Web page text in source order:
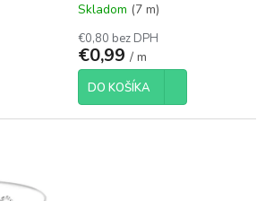
Skladom (7 m)
€0,80 bez DPH
€0,99 / m
DO KOŠÍKA